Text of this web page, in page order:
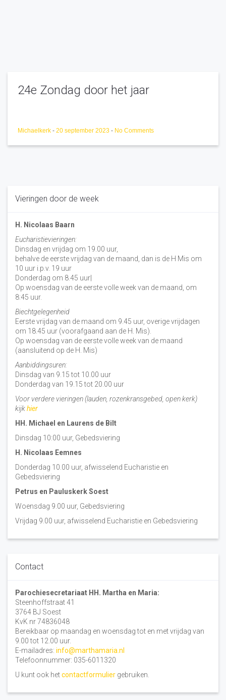
24e Zondag door het jaar
Michaelkerk - 20 september 2023 - No Comments
Vieringen door de week
H. Nicolaas Baarn
Eucharistievieringen:
Dinsdag en vrijdag om 19.00 uur,
behalve de eerste vrijdag van de maand, dan is de H Mis om
10 uur i.p.v. 19 uur
Donderdag om 8.45 uur|
Op woensdag van de eerste volle week van de maand, om
8:45 uur.
Biechtgelegenheid
Eerste vrijdag van de maand om 9.45 uur, overige vrijdagen
om 18.45 uur (voorafgaand aan de H. Mis).
Op woensdag van de eerste volle week van de maand
(aansluitend op de H. Mis)
Aanbiddingsuren:
Dinsdag van 9.15 tot 10.00 uur
Donderdag van 19.15 tot 20.00 uur
Voor verdere vieringen (lauden, rozenkransgebed, open kerk)
kijkhier
HH. Michael en Laurens de Bilt
Dinsdag 10:00 uur, Gebedsviering
H. Nicolaas Eemnes
Donderdag 10.00 uur, afwisselend Eucharistie en
Gebedsviering
Petrus en Pauluskerk Soest
Woensdag 9.00 uur, Gebedsviering
Vrijdag 9.00 uur, afwisselend Eucharistie en Gebedsviering
Contact
Parochiesecretariaat HH. Martha en Maria:
Steenhoffstraat 41
3764 BJ Soest
KvK nr 74836048
Bereikbaar op maandag en woensdag tot en met vrijdag van
9.00 tot 12.00 uur.
E-mailadres: info@marthamaria.nl
Telefoonnummer: 035-6011320
U kunt ook hetcontactformulier gebruiken.